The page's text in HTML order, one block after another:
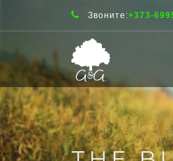
Звоните:+373-